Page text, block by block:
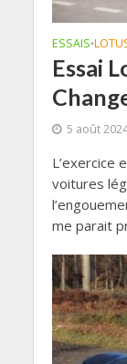
ESSAIS•
Essai
5 août
L’exercice
voitures
me parait